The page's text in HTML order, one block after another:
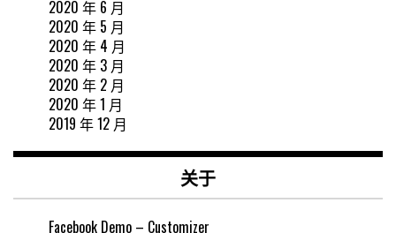
2020 年 6 月
2020 年 5 月
2020 年 4 月
2020 年 3 月
2020 年 2 月
2020 年 1 月
2019 年 12 月
关于
Facebook Demo – Customizer